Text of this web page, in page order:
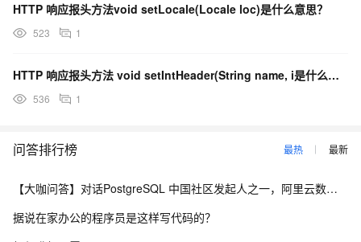
HTTP 响应报头方法void setLocale(Locale loc)是什么意思？
523 1
HTTP 响应报头方法 void setIntHeader(String name, i是什么意思？
536 1
问答排行榜 最热 最新
【大咖问答】对话PostgreSQL 中国社区发起人之一，阿里云数据库高级专家 德哥
据说在家办公的程序员是这样写代码的？